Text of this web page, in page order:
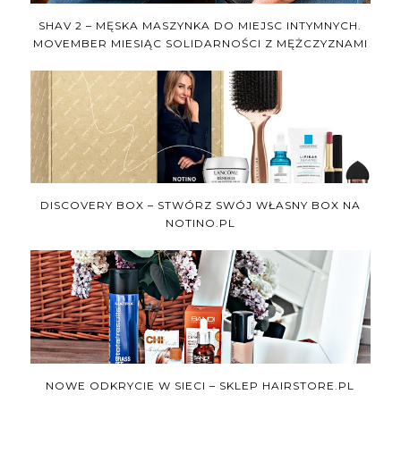
SHAV 2 – MĘSKA MASZYNKA DO MIEJSC INTYMNYCH.
MOVEMBER MIESIĄC SOLIDARNOŚCI Z MĘŻCZYZNAMI
DISCOVERY BOX – STWÓRZ SWÓJ WŁASNY BOX NA
NOTINO.PL
NOWE ODKRYCIE W SIECI – SKLEP HAIRSTORE.PL